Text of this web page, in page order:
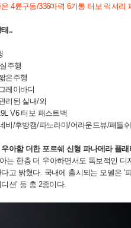
4륜구동/336마력 6기통 터보 럭셔리
..
주행
은주행
레이바디
리된 실내/외
V6 터보 패스트백
비/후방캠/파노라마/어라운드뷰/패들
아함 더한 포르쉐 신형 파나메라 플
는 한층 더 우아하면서도 독보적인 디
고 밝혔다. 국내에 출시되는 모델은 ‘
션’ 등 총 2종이다.